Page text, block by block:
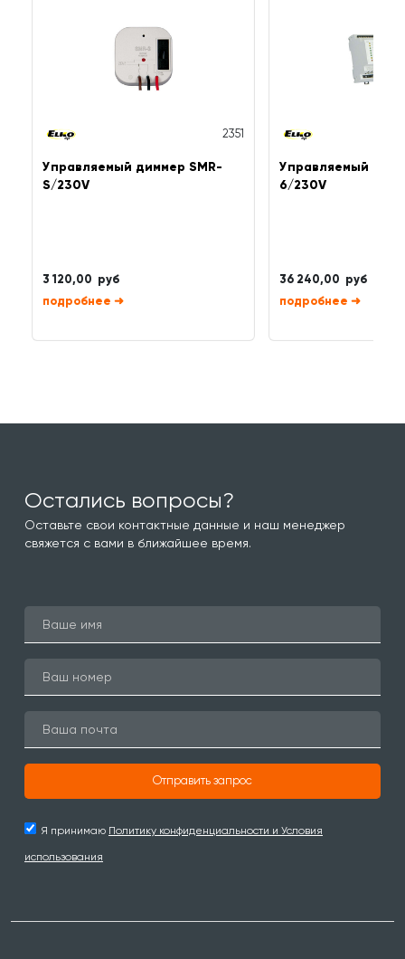
2351
Управляемый диммер SMR-
S/230V
3 120,00 руб
➜
Управляемый
6/230V
36 240,00 руб
➜
Остались вопросы?
Оставьте свои контактные данные и наш менеджер
свяжется с вами в ближайшее время.
Отправить запрос
Я принимаю Политику конфиденциальности и Условия
использования